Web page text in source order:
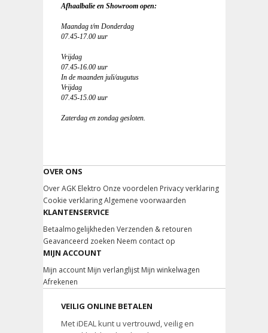
Afhaalbalie en Showroom open:
Maandag t/m Donderdag
07.45-17.00 uur
Vrijdag
07.45-16.00 uur
In de maanden juli/augutus
Vrijdag
07.45-15.00 uur
Zaterdag en zondag gesloten.
OVER ONS
Over AGK Elektro Onze voordelen Privacy verklaring
Cookie verklaring Algemene voorwaarden
KLANTENSERVICE
Betaalmogelijkheden Verzenden & retouren
Geavanceerd zoeken Neem contact op
MIJN ACCOUNT
Mijn account Mijn verlanglijst Mijn winkelwagen
Afrekenen
VEILIG ONLINE BETALEN
Met iDEAL kunt u vertrouwd, veilig en